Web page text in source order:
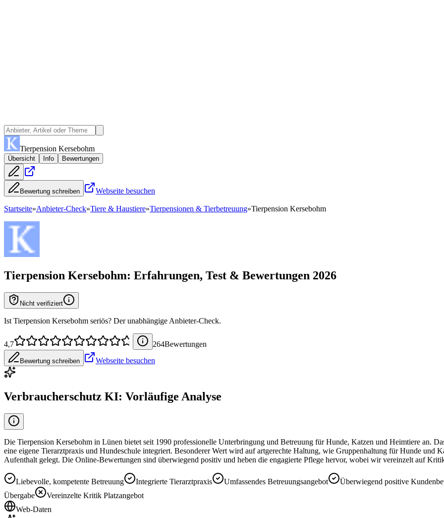
Tierpension Kersebohm
Übersicht Info Bewertungen
Bewertung schreiben Webseite besuchen
Startseite»Anbieter-Check»Tiere & Haustiere»Tierpensionen & Tierbetreuung»Tierpension Kersebohm
Tierpension Kersebohm: Erfahrungen, Test & Bewertungen 2026
Nicht verifiziert
Ist Tierpension Kersebohm seriös? Der unabhängige Anbieter-Check.
4,7 264Bewertungen
Bewertung schreiben Webseite besuchen
Verbraucherschutz KI: Vorläufige Analyse
Die Tierpension Kersebohm in Lünen bietet seit 1990 professionelle Unterbringung und Betreuung für Hunde, Katzen und Heimtiere an.
eine eigene Tierarztpraxis und Hundeschule integriert. Besonderer Wert wird auf artgerechte Haltung, wie Gruppenhaltung für Hunde und
Aufenthalt gelegt. Die Online-Bewertungen sind überwiegend positiv und heben die engagierte Pflege hervor, wobei wir vereinzelt auf
Liebevolle, kompetente Betreuung Integrierte Tierarztpraxis Umfassendes Betreuungsangebot Überwiegend positive
Übergabe
Vereinzelte Kritik Platzangebot
Web-Daten